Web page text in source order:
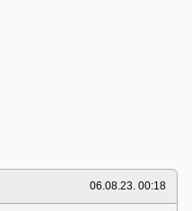
06.08.23. 00:18